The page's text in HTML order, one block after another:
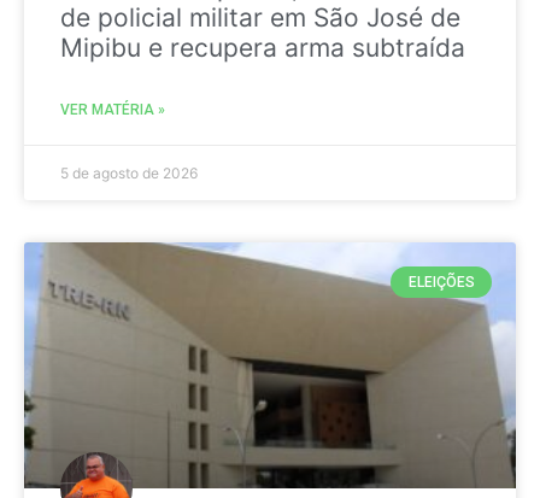
de policial militar em São José de
Mipibu e recupera arma subtraída
VER MATÉRIA »
5 de agosto de 2026
ELEIÇÕES